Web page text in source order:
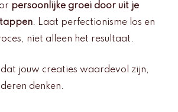
persoonlijke groei door uit je
. Laat perfectionisme los en
niet alleen het resultaat.
jouw creaties waardevol zijn,
denken.